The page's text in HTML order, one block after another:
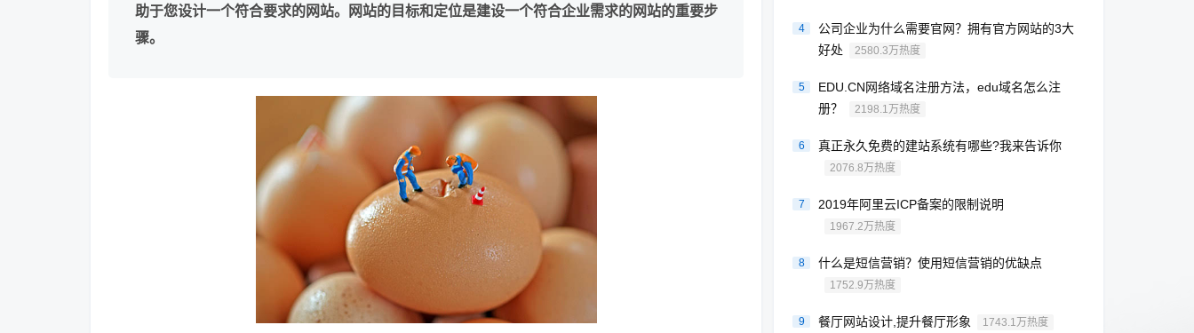
助于您设计一个符合要求的网站。
网站的目标和定位是建设一个符合企业需求的网站的重要步
骤。
4
公司企业为什么需要官网？拥有官方网站的3大
好处
2580.3万热度
5
EDU.CN网络域名注册方法，edu域名怎么注
册？
2198.1万热度
6 真正永久免费的建站系统有哪些?我来告诉你
2076.8万热度
7 2019年阿里云ICP备案的限制说明
1967.2万热度
8 什么是短信营销？使用短信营销的优缺点
1752.9万热度
9 餐厅网站设计,提升餐厅形象 1743.1万热度